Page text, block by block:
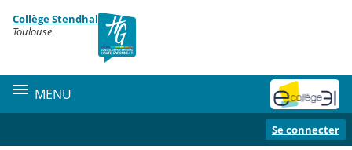
Menu de la rubrique
Contenu
Collège Stendhal
Toulouse
MENU
Se connecter